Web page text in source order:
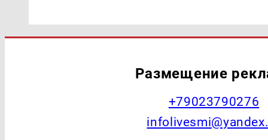
Размещение
+79023790276